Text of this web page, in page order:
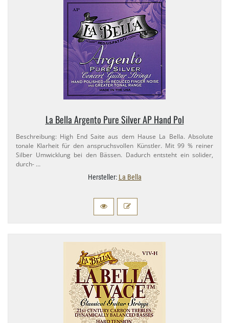
La Bella Argento Pure Silver AP Hand Pol
Beschreibung: High End Saite aus dem Hause La Bella. Absolute
tonale Klarheit für den anspruchsvollen Künstler. Mit 99 % reiner
Silber Umwicklung bei den Bässen. Dadurch entsteht ein solider,
durch- …
Hersteller: La Bella